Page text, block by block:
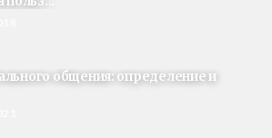
общения: определение и